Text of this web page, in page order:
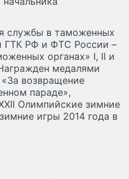
службы в таможенных
ГТК РФ и ФТС России –
органах» I, II и
медалями
возвращение
параде»,
Олимпийские зимние
игры 2014 года в